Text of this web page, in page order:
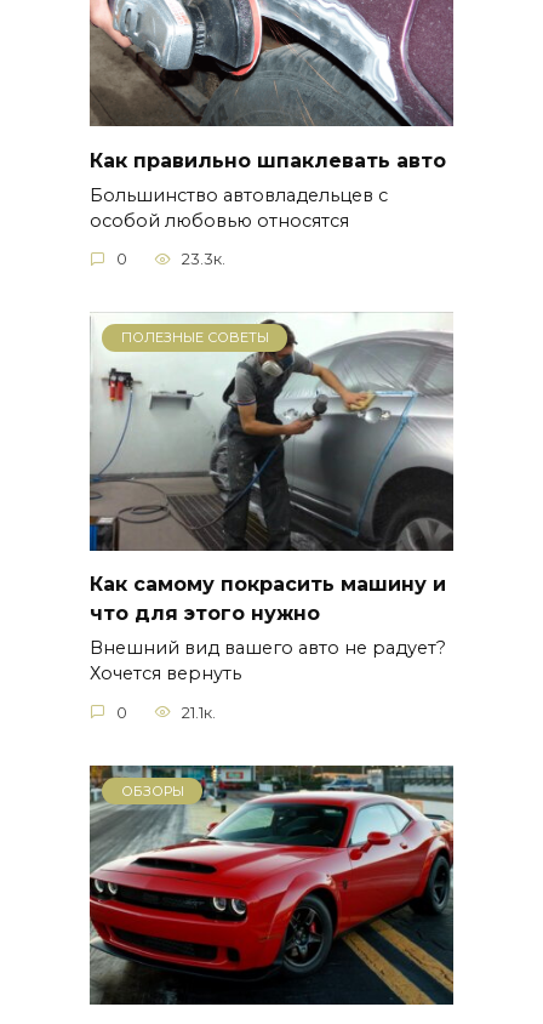
Как правильно шпаклевать авто
Большинство автовладельцев с
особой любовью относятся
0 23.3к.
ПОЛЕЗНЫЕ СОВЕТЫ
Как самому покрасить машину и
что для этого нужно
Внешний вид вашего авто не радует?
Хочется вернуть
0 21.1к.
ОБЗОРЫ